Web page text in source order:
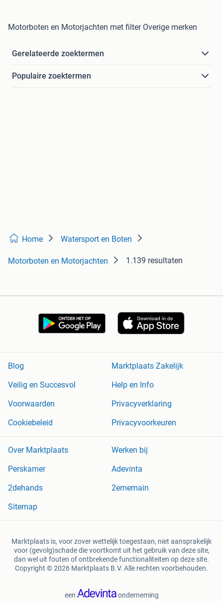
Motorboten en Motorjachten met filter Overige merken
Gerelateerde zoektermen
Populaire zoektermen
Home Watersport en Boten
Motorboten en Motorjachten 1.139 resultaten
Blog
Marktplaats Zakelijk
Veilig en Succesvol
Help en Info
Voorwaarden
Privacyverklaring
Cookiebeleid
Privacyvoorkeuren
Over Marktplaats
Werken bij
Perskamer
Adevinta
2dehands
2ememain
Sitemap
Marktplaats is, voor zover wettelijk toegestaan, niet aansprakelijk
voor (gevolg)schade die voortkomt uit het gebruik van deze site,
dan wel uit fouten of ontbrekende functionaliteiten op deze site.
Copyright © 2026 Marktplaats B.V. Alle rechten voorbehouden.
een onderneming